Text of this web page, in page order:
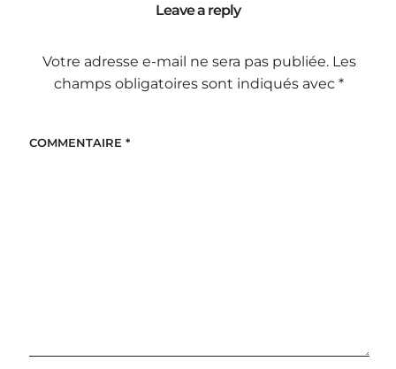
Leave a reply
Votre adresse e-mail ne sera pas publiée. Les
champs obligatoires sont indiqués avec*
COMMENTAIRE *